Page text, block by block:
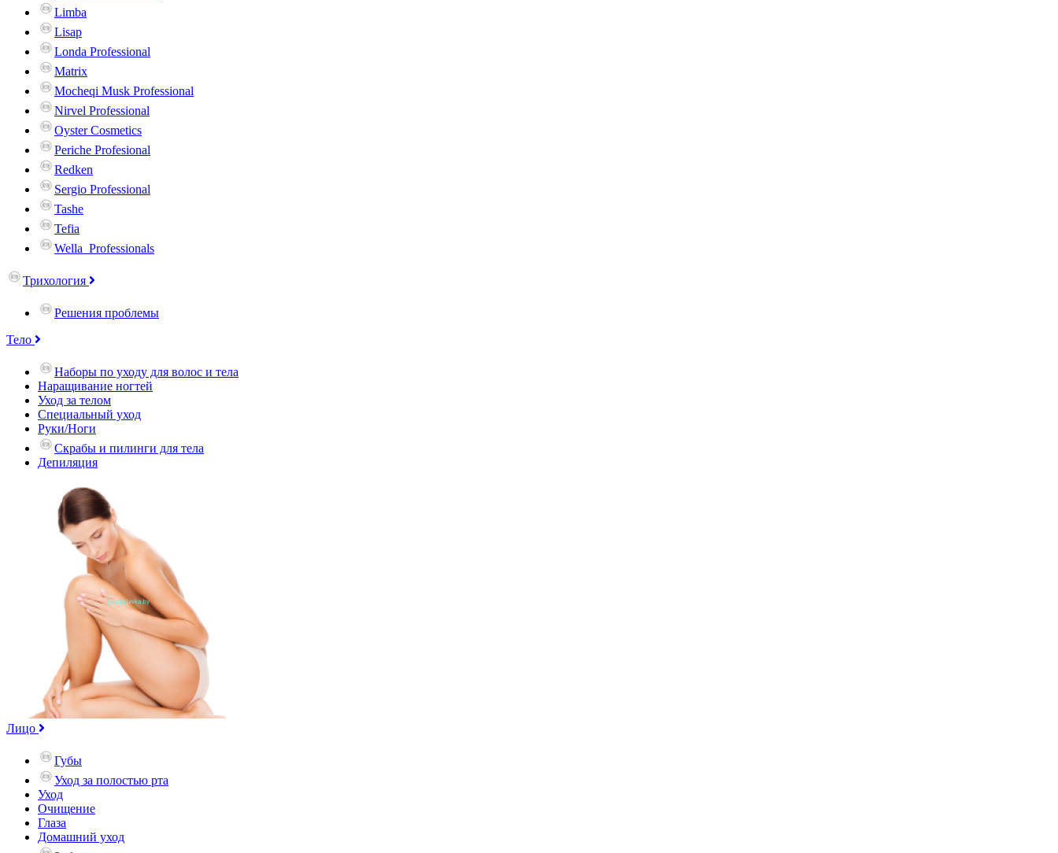
Limba
Lisap
Londa Professional
Matrix
Mocheqi Musk Professional
Nirvel Professional
Oyster Cosmetics
Periche Profesional
Redken
Sergio Professional
Tashe
Tefia
Wella_Professionals
Трихология
Решения проблемы
Тело
Наборы по уходу для волос и тела
Наращивание ногтей
Уход за телом
Специальный уход
Руки/Ноги
Скрабы и пилинги для тела
Депиляция
Лицо
Губы
Уход за полостью рта
Уход
Очищение
Глаза
Домашний уход